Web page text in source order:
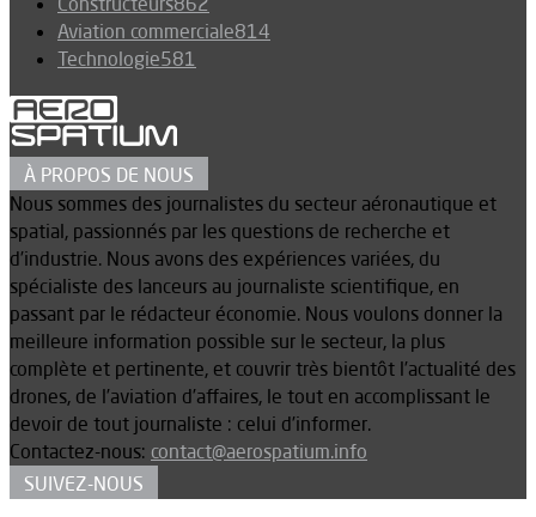
Aviation commerciale814
Technologie581
À PROPOS DE NOUS
Nous sommes des journalistes du secteur aéronautique et
spatial, passionnés par les questions de recherche et
d’industrie. Nous avons des expériences variées, du
spécialiste des lanceurs au journaliste scientifique, en
passant par le rédacteur économie. Nous voulons donner la
meilleure information possible sur le secteur, la plus
complète et pertinente, et couvrir très bientôt l’actualité des
drones, de l’aviation d’affaires, le tout en accomplissant le
devoir de tout journaliste : celui d’informer.
Contactez-nous: contact@aerospatium.info
SUIVEZ-NOUS